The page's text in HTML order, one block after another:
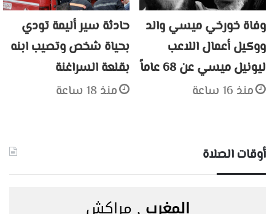
وفاة خورخي ميسي والد
ووكيل أعمال اللاعب
ليونيل ميسي عن 68 عاماً
منذ 16 ساعة
حادثة سير أليمة تودي
بحياة شخص وتصيب ابنه
بقلعة السراغنة
منذ 18 ساعة
أوقات الصلاة